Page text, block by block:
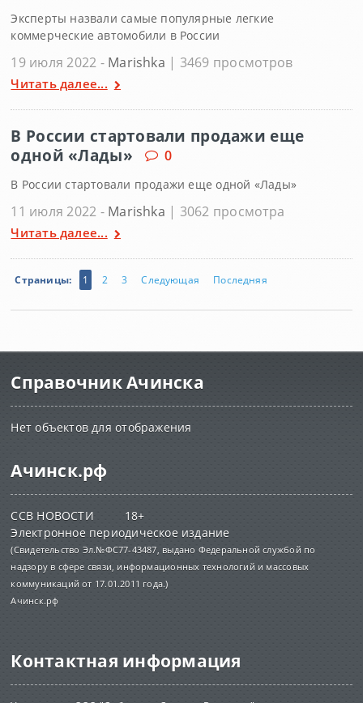
Эксперты назвали самые популярные легкие
коммерческие автомобили в России
19 июля 2022 - Marishka | 3469 просмотров
Читать далее...
В России стартовали продажи еще
одной «Лады»
0
В России стартовали продажи еще одной «Лады»
11 июля 2022 - Marishka | 3062 просмотра
Читать далее...
Страницы: 1 2 3 Следующая Последняя
Справочник Ачинска
Нет объектов для отображения
Ачинск.рф
ССВ НОВОСТИ 18+
Электронное периодическое издание
(Свидетельство Эл.№ФС77-43487, выдано Федеральной службой по
надзору в сфере связи, информационных технологий и массовых
коммуникаций от 17.01.2011 года.)
Ачинск.рф
Контактная информация